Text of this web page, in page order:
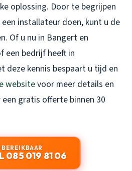
oplossing. Door te begrijpen
installateur doen, kunt u de
Of u nu in Bangert en
een bedrijf heeft in
deze kennis bespaart u tijd en
websitevoor meer details en
gratis offerte binnen 30
BEREIKBAAR
085 019 81 06